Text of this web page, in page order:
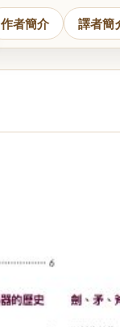
作者簡介 譯者簡